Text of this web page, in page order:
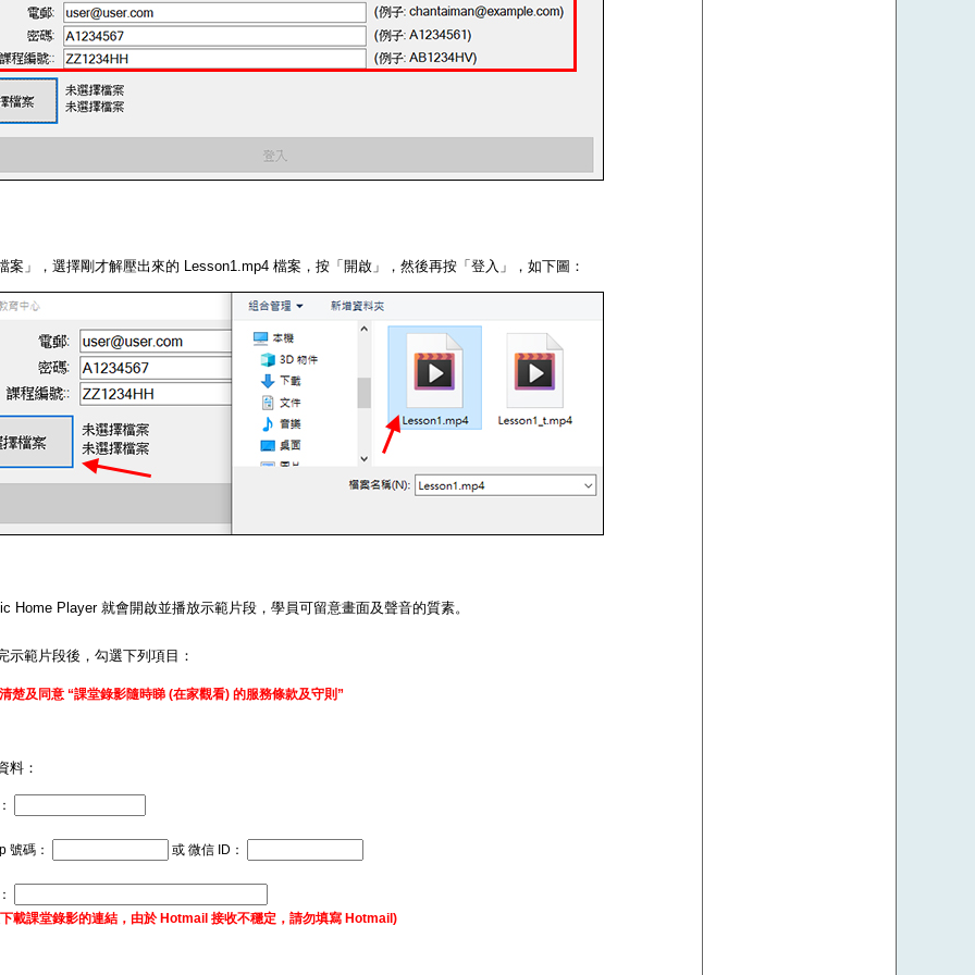
案」，選擇剛才解壓出來的 Lesson1.mp4 檔案，按「開啟」，然後再按「登入」，如下圖：
Home Player 就會開啟並播放示範片段，學員可留意畫面及聲音的質素。
示範片段後，勾選下列項目：
楚及同意 “課堂錄影隨時睇 (在家觀看) 的服務條款及守則”
料：
號碼： 或 微信 ID：
載課堂錄影的連結，由於 Hotmail 接收不穩定，請勿填寫 Hotmail)